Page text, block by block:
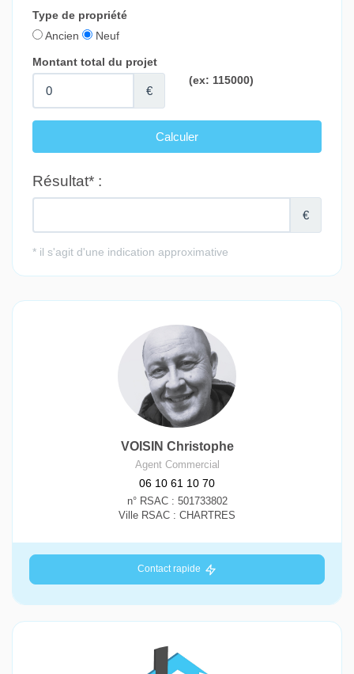
VOISIN Christophe
Agent Commercial
06 10 61 10 70
n° RSAC : 501733802
Ville RSAC : CHARTRES
Contact rapide